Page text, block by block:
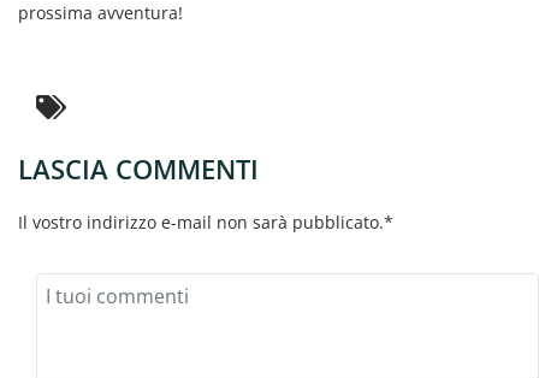
prossima avventura!
LASCIA COMMENTI
Il vostro indirizzo e-mail non sarà pubblicato.*